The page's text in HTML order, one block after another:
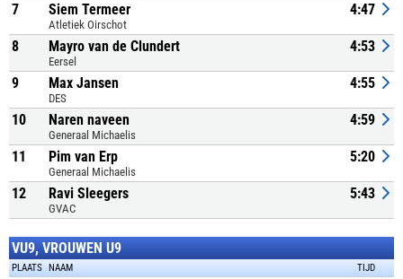
7 Siem Termeer
Atletiek Oirschot
4:47
8 Mayro van de Clundert
Eersel
4:53
9 Max Jansen
DES
4:55
10 Naren naveen
Generaal Michaelis
4:59
11 Pim van Erp
Generaal Michaelis
5:20
12 Ravi Sleegers
GVAC
5:43
VU9, VROUWEN U9
PLAATS NAAM TIJD